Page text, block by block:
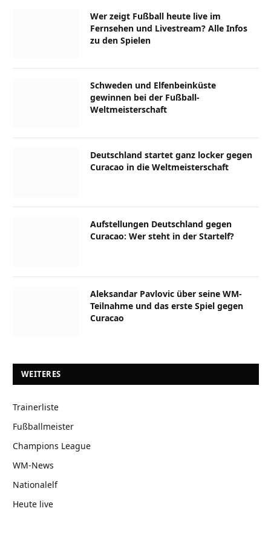
Wer zeigt Fußball heute live im
Fernsehen und Livestream? Alle Infos
zu den Spielen
Schweden und Elfenbeinküste
gewinnen bei der Fußball-
Weltmeisterschaft
Deutschland startet ganz locker gegen
Curacao in die Weltmeisterschaft
Aufstellungen Deutschland gegen
Curacao: Wer steht in der Startelf?
Aleksandar Pavlovic über seine WM-
Teilnahme und das erste Spiel gegen
Curacao
WEITERES
Trainerliste
Fußballmeister
Champions League
WM-News
Nationalelf
Heute live